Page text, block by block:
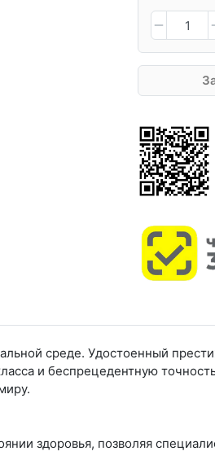
среде. Удостоенный
и беспрецедентную
здоровья, позволяя